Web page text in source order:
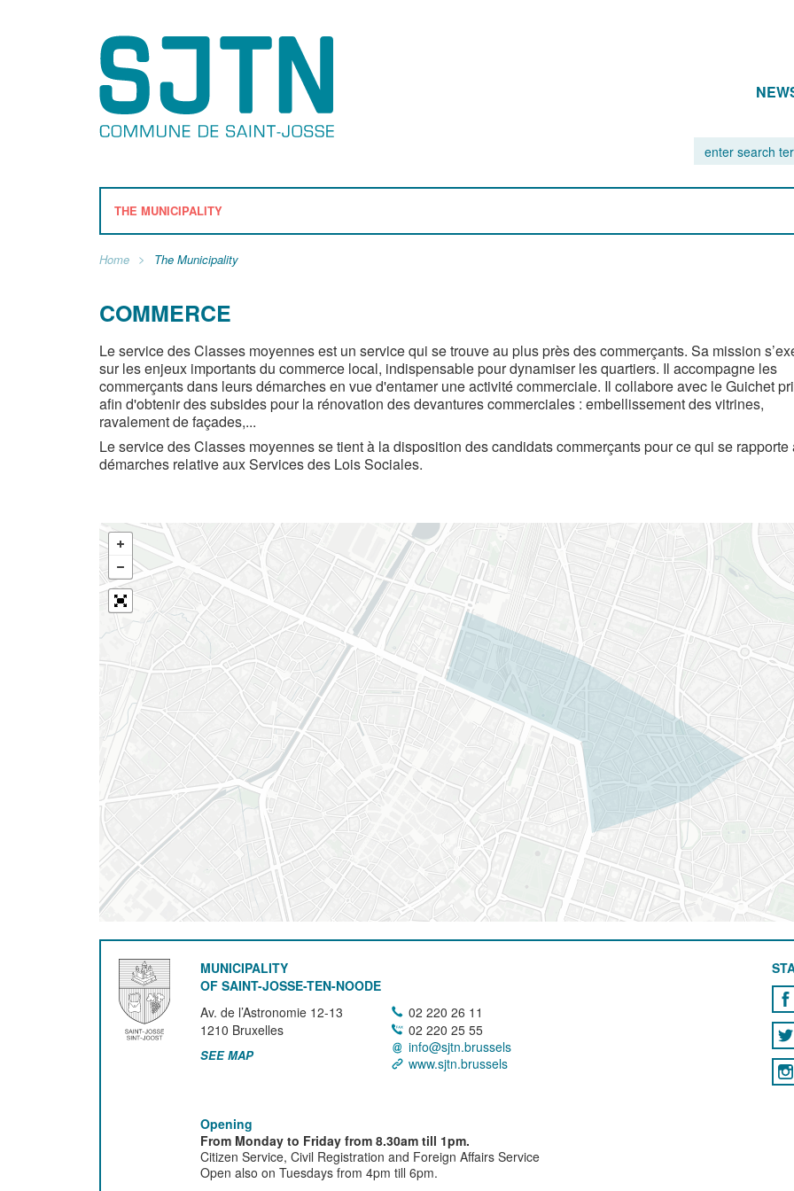
THE MUNICIPALITY
Home The Municipality
COMMERCE
Le service des Classes moyennes est un service qui se trouve au plus près des commerçants. Sa mission
sur les enjeux importants du commerce local, indispensable pour dynamiser les quartiers. Il accompagne les
commerçants dans leurs démarches en vue d'entamer une activité commerciale. Il collabore avec le Guichet
afin d'obtenir des subsides pour la rénovation des devantures commerciales : embellissement des vitrines,
ravalement de façades,...
Le service des Classes moyennes se tient à la disposition des candidats commerçants pour ce qui se rapporte
démarches relative aux Services des Lois Sociales.
MUNICIPALITY
OF SAINT-JOSSE-TEN-NOODE
Av. de l’Astronomie 12-13
1210 Bruxelles
SEE MAP
02 220 26 11
02 220 25 55
info@sjtn.brussels
www.sjtn.brussels
Opening
From Monday to Friday from 8.30am till 1pm.
Citizen Service, Civil Registration and Foreign Affairs Service
Open also on Tuesdays from 4pm till 6pm.